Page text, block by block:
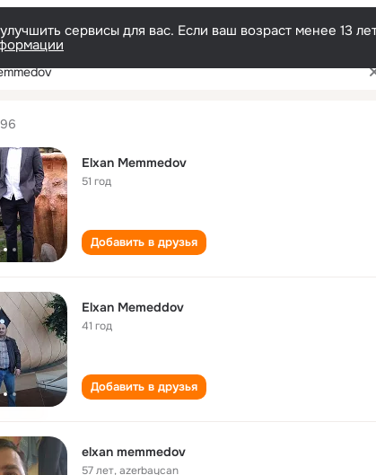
сервисы для вас. Если ваш возраст менее 13
Elxan Memmedov
51 год
Добавить в друзья
Elxan Memeddov
41 год
Добавить в друзья
elxan memmedov
57 лет,azerbaycan